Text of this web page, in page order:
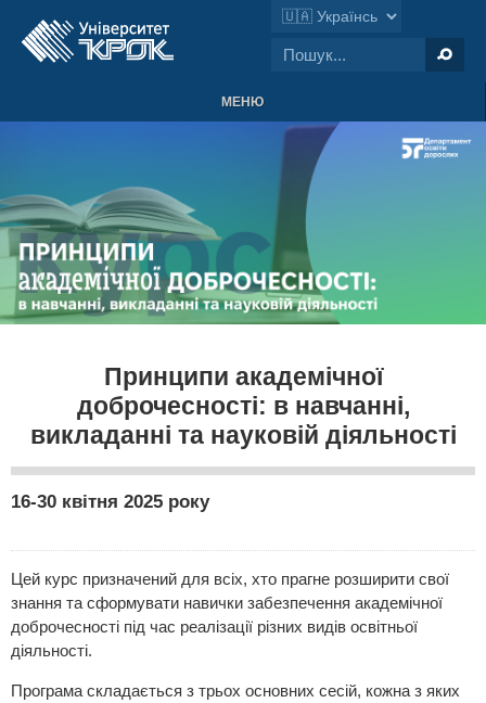
МЕНЮ
Принципи академічної
доброчесності: в навчанні,
викладанні та науковій діяльності
16-30 квітня 2025 року
Цей курс призначений для всіх, хто прагне розширити свої
знання та сформувати навички забезпечення академічної
доброчесності під час реалізації різних видів освітньої
діяльності.
Програма складається з трьох основних сесій, кожна з яких